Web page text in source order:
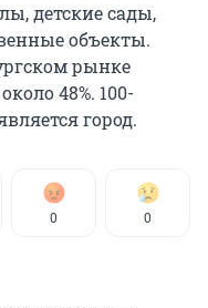
детские сады,
объекты.
рынке
48%. 100-
город.
0 0